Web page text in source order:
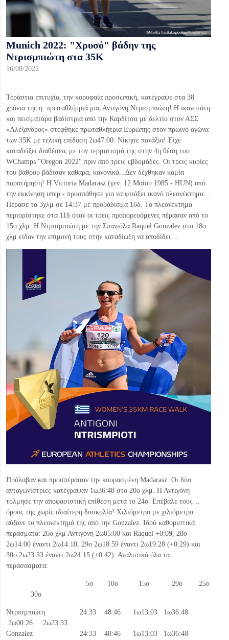
Munich 2022: "Χρυσό" βάδην της
Ντρισμπιώτη στα 35Κ
16/08/2022
Τεράστια επιτυχία, την κορυφαία προσωπική, κατέγραψε στα 38
χρόνια της η πρωταθλήτριά μας Αντιγόνη Ντρισμπιώτη! Η ικανοτάτη
και πεισματάρα βαδίστρια από την Καρδίτσα με δελτίο στον ΑΣΣ
«Αλέξανδρος» στέφθηκε πρωταθλήτρια Ευρώπης στον πρωινό αγώνα
των 35Κ με τελική επίδοση 2ω47:00. Νίκησε πανάξια! Είχε
καταδείξει διαθέσεις με τον τερματισμό της στην 4η θέση του
WChamps "Oregon 2022" πριν από τρεις εβδομάδες. Οι τρεις κυρίες
του βάθρου βάδισαν καθαρά, κανονικά...Δεν δέχθηκαν καμία
παρατήρηση! H Victoria Madarasz (γεν: 12 Μαίου 1985 - HUN) από
την εκκίνηση υπερ - προσπάθησε για να φτιάξει ικανό πλεονέκτημα…
Πέρασε τα 3χλμ σε 14:37 με προβάδισμα 16δ. Το πλεονέκτημα
περιορίστηκε στα 11δ όταν οι τρεις προπορευόμενες πέρασαν από το
15ο χλμ. Η Ντρισμπιώτη με την Σπανιόλα Raquel Gonzalez στο 18ο
χλμ είδαν την επιμονή τους στην καταδίωξη να αποδίδει…
Πρόλαβαν και προσπέρασαν την κουρασμένη Madarasz. Οι δύο
ανταγωνίστριες κατέγραψαν 1ω36:48 στο 20ο χλμ. Η Αντιγόνη
τόλμησε την αποφασιστική επίθεση μετά το 24ο. Επέβαλε τους…
όρους της χωρίς ιδιαίτερη δυσκολία! Χιλιόμετρο με χιλιόμετρο
αύξανε το πλεονέκτημά της από την Gonzalez. Ιδού καθοριστικά
περάσματα: 26ο χλμ Αντιγόνη 2ω05:00 και Raquel +0:09, 28ο
2ω14:00 έναντι 2ω14:10, 29ο 2ω18:59 έναντι 2ω19:28 (+0:29) και
30ο 2ω23:33 έναντι 2ω24:15 (+0:42). Αναλυτικά όλα τα
περάσασματα:
5ο 10ο 15ο 20ο 25ο
30ο
Ντρισμπιώτη 24:33 48:46 1ω13:03 1ω36:48
2ω00:26 2ω23:33
Gonzalez 24:33 48:46 1ω13:03 1ω36:48